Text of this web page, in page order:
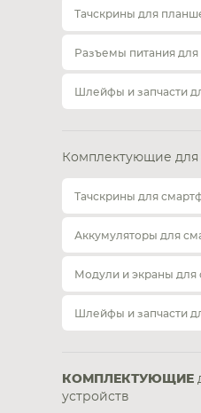
Тачскрины для
Разъемы питания
Шлейфы и запчасти
Комплектующие для
Тачскрины для
Аккумуляторы для
Модули и экраны для
Шлейфы и запчасти
КОМПЛЕКТУЮЩИЕ
устройств